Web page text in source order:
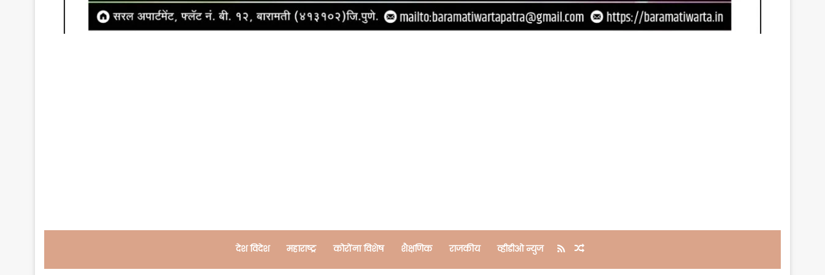
देश विदेश महाराष्ट्र कोरोंना विशेष शैक्षणिक राजकीय व्हीडीओ न्युज RSS Random Article